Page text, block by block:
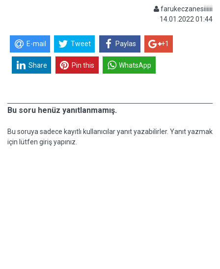
farukeczanesiiiiii
14.01.2022 01:44
E-mail Tweet Paylas +1
Share Pin this WhatsApp
Bu soru henüz yanıtlanmamış.
Bu soruya sadece kayıtlı kullanıcılar yanıt yazabilirler. Yanıt yazmak
için lütfen giriş yapınız.